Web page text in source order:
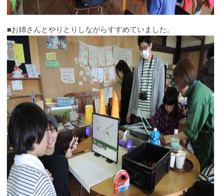
■お姉さんとやりとりしながらすすめていました。